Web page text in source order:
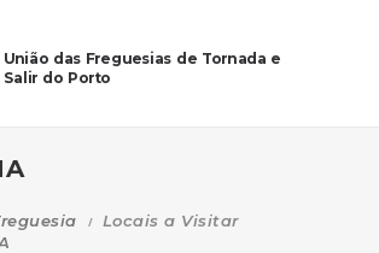
União das Freguesias de Tornada e
Salir do Porto
Locais a Visitar